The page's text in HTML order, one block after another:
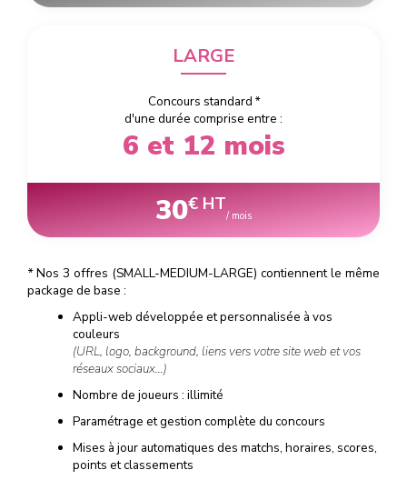
LARGE
Concours standard *
d'une durée comprise entre :
6 et 12 mois
30€ HT
/ mois
*Nos 3 offres (SMALL-MEDIUM-LARGE) contiennent le même
package de base :
Appli-web développée et personnalisée à vos
couleurs
(URL, logo, background, liens vers votre site web et vos
réseaux sociaux…)
Nombre de joueurs : illimité
Paramétrage et gestion complète du concours
Mises à jour automatiques des matchs, horaires, scores,
points et classements